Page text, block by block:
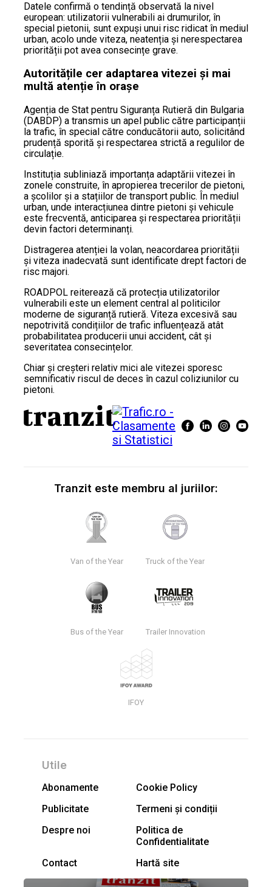
Datele confirmă o tendință observată la nivel
european: utilizatorii vulnerabili ai drumurilor, în
special pietonii, sunt expuși unui risc ridicat în mediul
urban, acolo unde viteza, neatenția și nerespectarea
priorității pot avea consecințe grave.
Autoritățile cer adaptarea vitezei și mai
multă atenție în orașe
Agenția de Stat pentru Siguranța Rutieră din Bulgaria
(DABDP) a transmis un apel public către participanții
la trafic, în special către conducătorii auto, solicitând
prudență sporită și respectarea strictă a regulilor de
circulație.
Instituția subliniază importanța adaptării vitezei în
zonele construite, în apropierea trecerilor de pietoni,
a școlilor și a stațiilor de transport public. În mediul
urban, unde interacțiunea dintre pietoni și vehicule
este frecventă, anticiparea și respectarea priorității
devin factori determinanți.
Distragerea atenției la volan, neacordarea priorității
și viteza inadecvată sunt identificate drept factori de
risc majori.
ROADPOL reiterează că protecția utilizatorilor
vulnerabili este un element central al politicilor
moderne de siguranță rutieră. Viteza excesivă sau
nepotrivită condițiilor de trafic influențează atât
probabilitatea producerii unui accident, cât și
severitatea consecințelor.
Chiar și creșteri relativ mici ale vitezei sporesc
semnificativ riscul de deces în cazul coliziunilor cu
pietoni.
Tranzit este membru al juriilor:
Van of the Year Truck of the Year
Bus of the Year Trailer Innovation
IFOY
Utile
Abonamente
Cookie Policy
Publicitate
Termeni și condiții
Despre noi
Politica de
Confidentialitate
Contact
Hartă site